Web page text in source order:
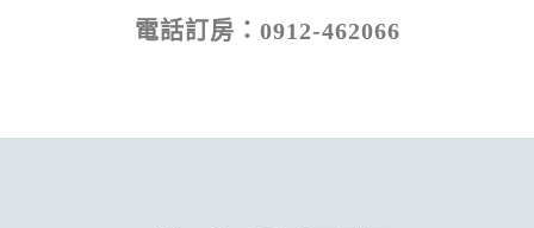
電話訂房：0912-462066